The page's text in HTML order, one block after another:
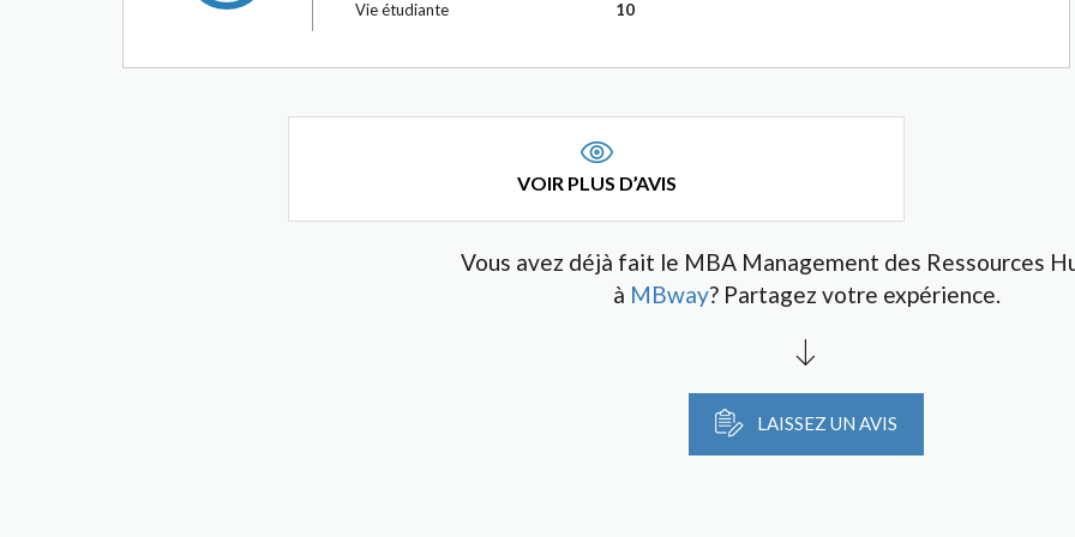
Vie étudiante
10
VOIR PLUS D’AVIS
Vous avez déjà fait le MBA Management des Ressources
à MBway? Partagez votre expérience.
LAISSEZ UN AVIS